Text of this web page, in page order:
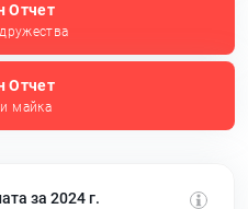
Отчет
Отчет
майка
за 2024 г.